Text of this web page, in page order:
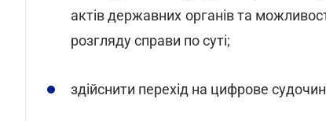
актів державних органів та
розгляду справи по суті;
здійснити перехід на цифрове